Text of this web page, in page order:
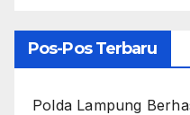
Pos-Pos Terbaru
Polda Lampung